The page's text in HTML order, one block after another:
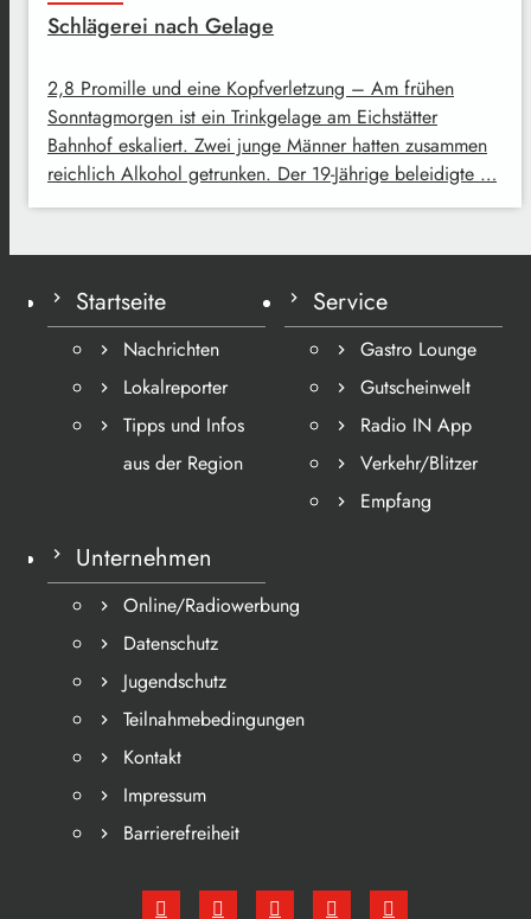
Schlägerei nach Gelage
2,8 Promille und eine Kopfverletzung – Am frühen
Sonntagmorgen ist ein Trinkgelage am Eichstätter
Bahnhof eskaliert. Zwei junge Männer hatten zusammen
reichlich Alkohol getrunken. Der 19-Jährige beleidigte …
Startseite
Nachrichten
Lokalreporter
Tipps und Infos
aus der Region
Service
Gastro Lounge
Gutscheinwelt
Radio IN App
Verkehr/Blitzer
Empfang
Unternehmen
Online/Radiowerbung
Datenschutz
Jugendschutz
Teilnahmebedingungen
Kontakt
Impressum
Barrierefreiheit